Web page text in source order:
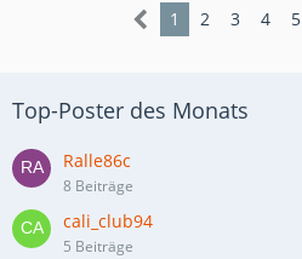
1 2 3 4 5
Top-Poster des Monats
Ralle86c
8 Beiträge
cali_club94
5 Beiträge